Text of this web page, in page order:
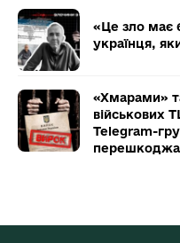
«Це зло має
українця,
«Хмарами»
військових
Telegram-